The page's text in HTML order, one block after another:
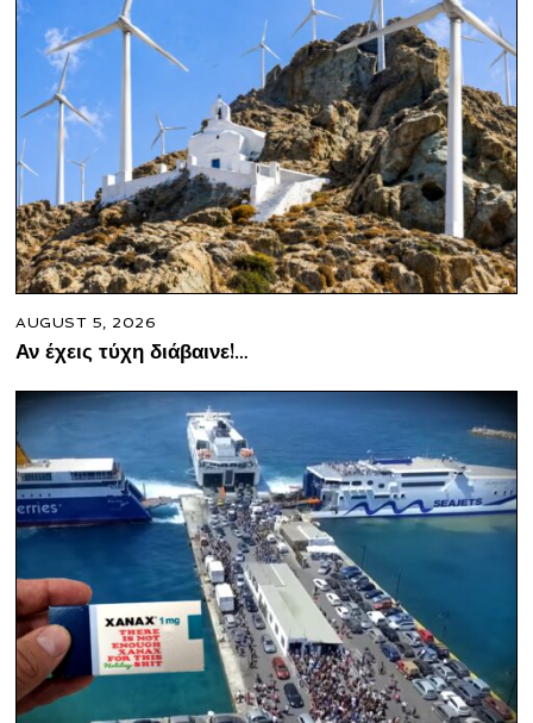
AUGUST 5, 2026
Αν έχεις τύχη διάβαινε!…